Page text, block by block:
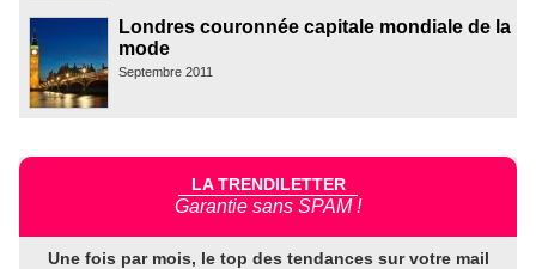
Londres couronnée capitale mondiale de la
mode
Septembre 2011
LA TRENDILETTER
Garantie sans SPAM !
Une fois par mois, le top des tendances sur votre mail